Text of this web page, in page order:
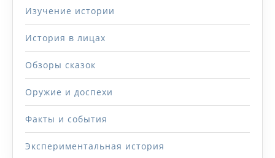
Изучение истории
История в лицах
Обзоры сказок
Оружие и доспехи
Факты и события
Экспериментальная история